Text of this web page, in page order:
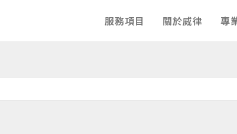
服務項目 關於威律 專